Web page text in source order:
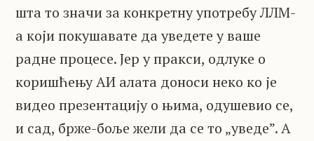
шта то значи за конкретну употребу ЛЛМ-
а који покушавате да уведете у ваше
радне процесе. Јер у пракси, одлуке о
коришћењу АИ алата доноси неко ко је
видео презентацију о њима, одушевио се,
и сад, брже-боље жели да се то „уведе”. А